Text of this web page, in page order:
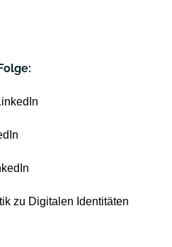
zu Digitalen Identitäten